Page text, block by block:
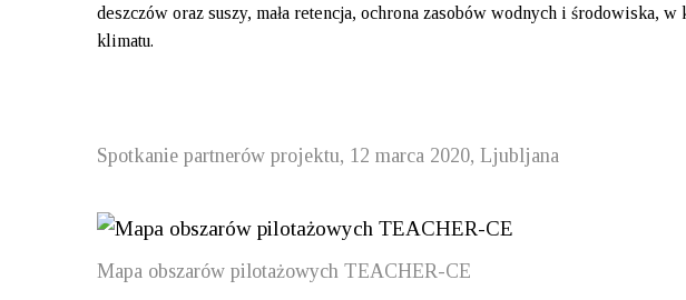
deszczów oraz suszy, mała retencja, ochrona zasobów wodnych i środowiska,
klimatu.
Spotkanie partnerów projektu, 12 marca 2020, Ljubljana
Mapa obszarów pilotażowych TEACHER-CE